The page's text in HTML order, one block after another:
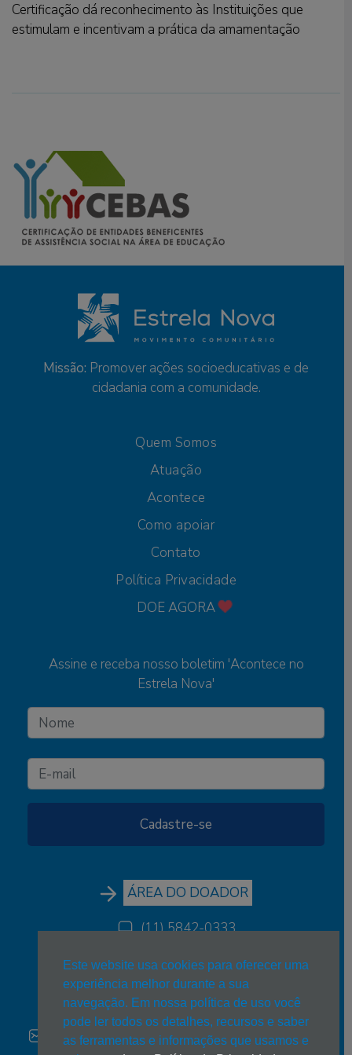
Certificação dá reconhecimento às Instituições que
estimulam e incentivam a prática da amamentação
Missão: Promover ações socioeducativas e de
cidadania com a comunidade.
Quem Somos
Atuação
Acontece
Como apoiar
Contato
Política Privacidade
DOE AGORA
Assine e receba nosso boletim 'Acontece no
Estrela Nova'
ÁREA DO DOADOR
(11) 5842-0333
(11) 5842-0333
estrelanova@estrelanova.org.br
Trabalhe conosco:estrelanova@estrelanova.org.br
Este website usa cookies para oferecer uma
experiência melhor durante a sua
navegação. Em nossa política de uso você
pode ler todos os detalhes, recursos e saber
as ferramentas e informações que usamos e